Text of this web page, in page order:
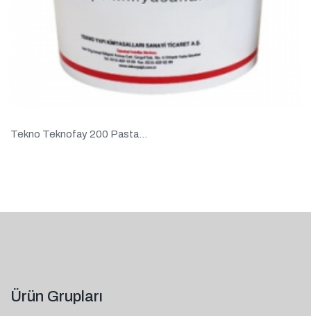
Tekno Teknofay 200 Pasta...
Ürün Grupları